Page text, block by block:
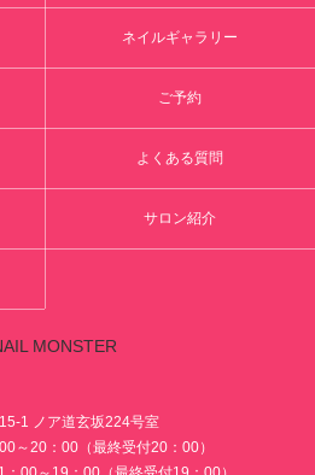
ネイルギャラリー
ご予約
よくある質問
サロン紹介
1 ノア道玄坂224号室
～20：00（最終受付20：00）